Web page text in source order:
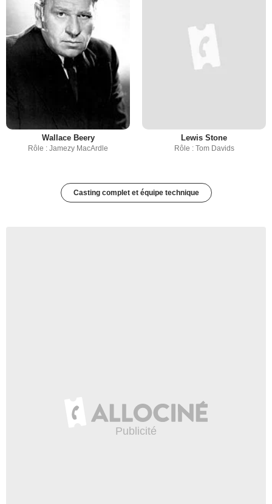
Wallace Beery
Rôle : Jamezy MacArdle
Lewis Stone
Rôle : Tom Davids
Casting complet et équipe technique